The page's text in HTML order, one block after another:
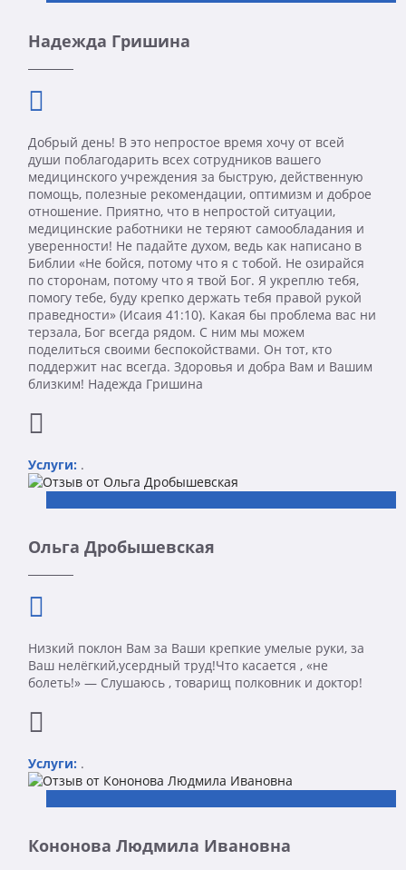
Надежда Гришина
Добрый день! В это непростое время хочу от всей
души поблагодарить всех сотрудников вашего
медицинского учреждения за быструю, действенную
помощь, полезные рекомендации, оптимизм и доброе
отношение. Приятно, что в непростой ситуации,
медицинские работники не теряют самообладания и
уверенности! Не падайте духом, ведь как написано в
Библии «Не бойся, потому что я с тобой. Не озирайся
по сторонам, потому что я твой Бог. Я укреплю тебя,
помогу тебе, буду крепко держать тебя правой рукой
праведности» (Исаия 41:10). Какая бы проблема вас ни
терзала, Бог всегда рядом. С ним мы можем
поделиться своими беспокойствами. Он тот, кто
поддержит нас всегда. Здоровья и добра Вам и Вашим
близким! Надежда Гришина
Услуги: .
Ольга Дробышевская
Низкий поклон Вам за Ваши крепкие умелые руки, за
Ваш нелёгкий,усердный труд!Что касается , «не
болеть!» — Слушаюсь , товарищ полковник и доктор!
Услуги: .
Кононова Людмила Ивановна